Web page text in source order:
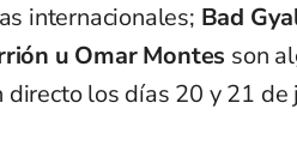
internacionales; Bad
u Omar Montes son
directo los días 20 y 21